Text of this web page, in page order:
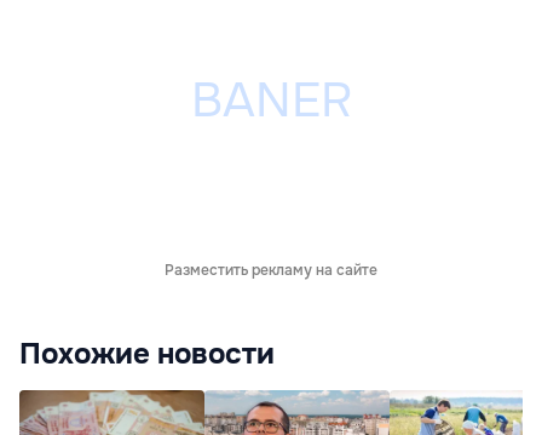
Разместить рекламу на сайте
Похожие новости